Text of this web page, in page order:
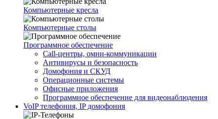
Компьютерные кресла
Компьютерные столы
Программное обеспечение
Call-центры, омни-коммуникации
Антивирусы и безопасность
Домофония и СКУД
Операционные системы
Офисные приложения
Программное обеспечение для видеонаблюдения
VoIP телефония, IP домофония